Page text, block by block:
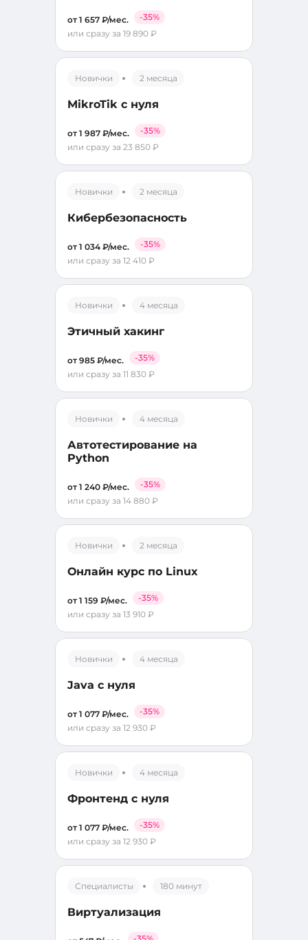
от 1 657 ₽/мес.
-35%
или сразу за 19 890 ₽
Новички 2 месяца
MikroTik с нуля
от 1 987 ₽/мес.
-35%
или сразу за 23 850 ₽
Новички 2 месяца
Кибербезопасность
от 1 034 ₽/мес.
-35%
или сразу за 12 410 ₽
Новички 4 месяца
Этичный хакинг
от 985 ₽/мес.
-35%
или сразу за 11 830 ₽
Новички 4 месяца
Автотестирование на
Python
от 1 240 ₽/мес.
-35%
или сразу за 14 880 ₽
Новички 2 месяца
Онлайн курс по Linux
от 1 159 ₽/мес.
-35%
или сразу за 13 910 ₽
Новички 4 месяца
Java с нуля
от 1 077 ₽/мес.
-35%
или сразу за 12 930 ₽
Новички 4 месяца
Фронтенд с нуля
от 1 077 ₽/мес.
-35%
или сразу за 12 930 ₽
Специалисты 180 минут
Виртуализация